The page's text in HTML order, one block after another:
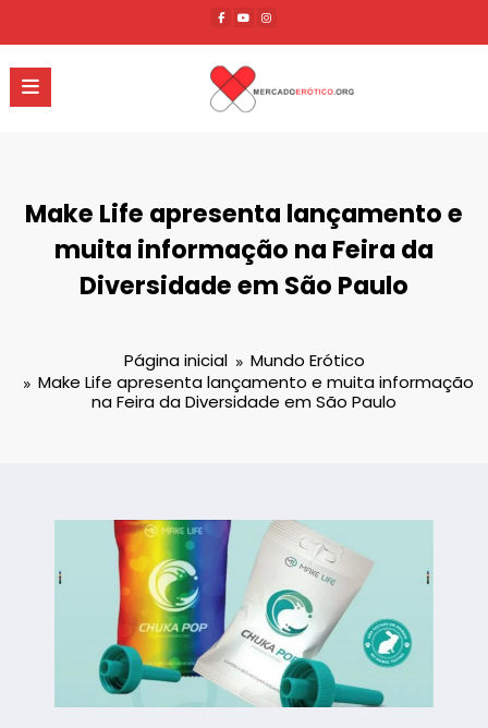
o
conteúdo
Make Life apresenta lançamento e
muita informação na Feira da
Diversidade em São Paulo
Página inicial
Mundo Erótico
Make Life apresenta lançamento e muita informação
na Feira da Diversidade em São Paulo